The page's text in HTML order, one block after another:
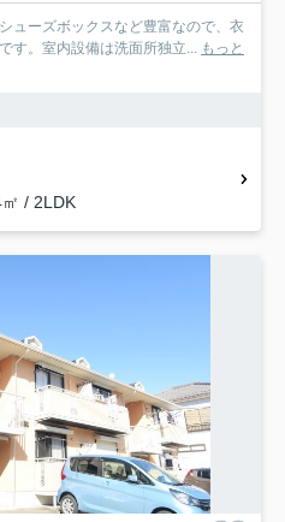
ューズボックスなど豊富なので、衣
す。室内設備は洗面所独立... もっと
/ 2LDK